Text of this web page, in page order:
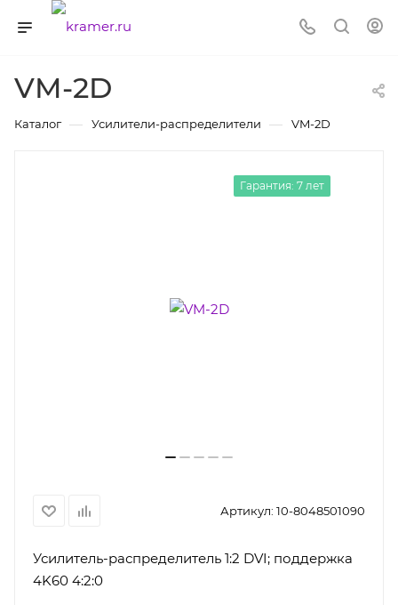
VM-2D
Каталог — Усилители-раcпределители — VM-2D
Гарантия: 7 лет
Артикул: 10-8048501090
Усилитель-распределитель 1:2 DVI; поддержка
4K60 4:2:0